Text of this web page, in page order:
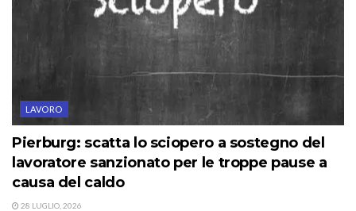
LAVORO
Pierburg: scatta lo sciopero a sostegno del
lavoratore sanzionato per le troppe pause a
causa del caldo
28 LUGLIO, 2026